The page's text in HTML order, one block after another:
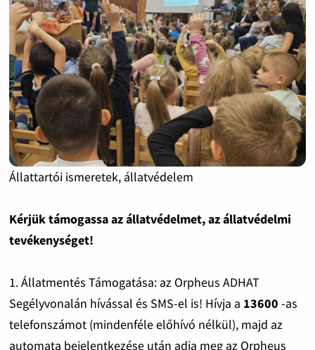
Állattartói ismeretek, állatvédelem
Kérjük támogassa az állatvédelmet, az állatvédelmi
tevékenységet!
1. Állatmentés Támogatása: az Orpheus ADHAT
Segélyvonalán hívással és SMS-el is! Hívja a 13600 -as
telefonszámot (mindenféle előhívó nélkül), majd az
automata bejelentkezése után adja meg az Orpheus